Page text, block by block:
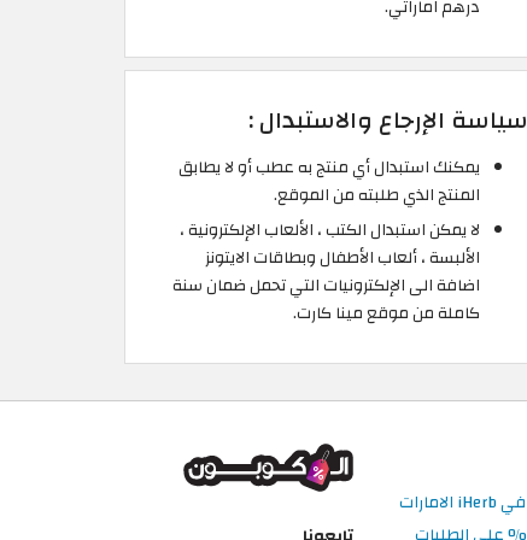
درهم اماراتي.
سياسة الإرجاع والاستبدال :
يمكنك استبدال أي منتج به عطب أو لا يطابق
المنتج الذي طلبته من الموقع.
لا يمكن استبدال الكتب ، الألعاب الإلكترونية ،
الألبسة ، ألعاب الأطفال وبطاقات الايتونز
اضافة الى الإلكترونيات التي تحمل ضمان سنة
كاملة من موقع مينا كارت.